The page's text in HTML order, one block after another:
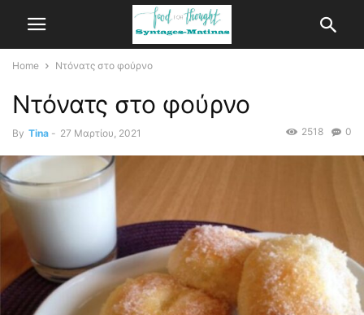
Home Ντόνατς στο φούρνο
Ντόνατς στο φούρνο
By Tina - 27 Μαρτίου, 2021 0
2518